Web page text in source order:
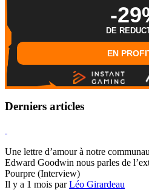
-
DE
EN
Derniers articles
Une lettre d’amour à notre
Edward Goodwin nous parles de
Pourpre (Interview)
Il y a 1 mois parLéo Girardeau